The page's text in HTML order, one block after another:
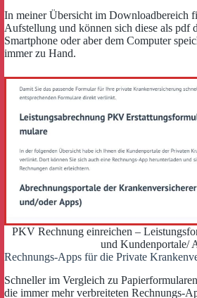
In meiner Übersicht im Downloadbereich
Aufstellung und können sich diese als pdf
Smartphone oder aber dem Computer
immer zu Hand.
PKV Rechnung einreichen –
und Kundenportale/
Rechnungs-Apps für die Private
Schneller im Vergleich zu
die immer mehr verbreiteten Rechnungs-